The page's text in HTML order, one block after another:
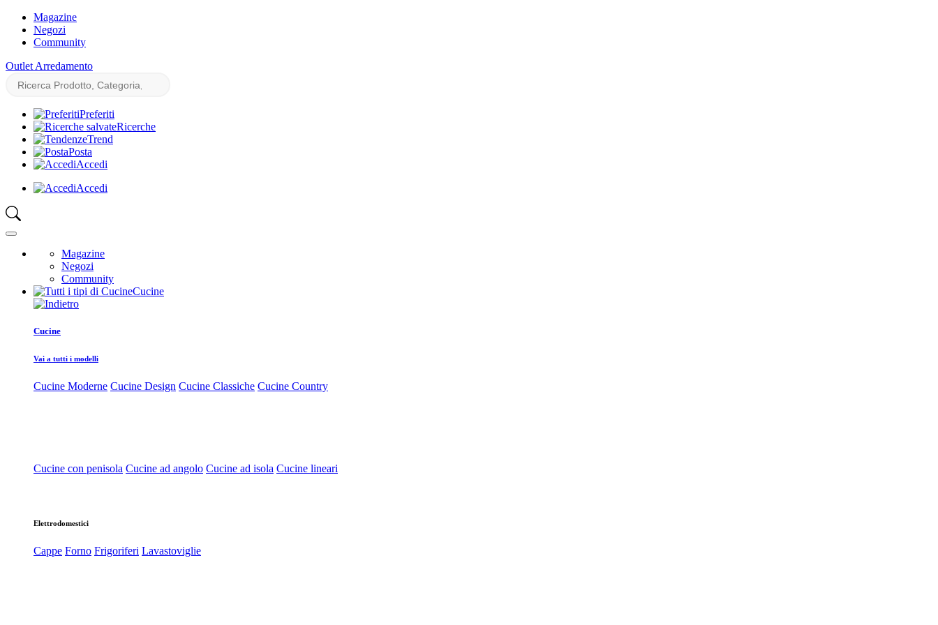
Magazine
Negozi
Community
Outlet Arredamento
Preferiti
Ricerche
Trend
Posta
Accedi
Accedi
Magazine
Negozi
Community
Cucine
Cucine
Vai a tutti i modelli
Cucine Moderne Cucine Design Cucine Classiche Cucine Country
Cucine con penisola Cucine ad angolo Cucine ad isola Cucine lineari
Elettrodomestici
Cappe Forno Frigoriferi Lavastoviglie